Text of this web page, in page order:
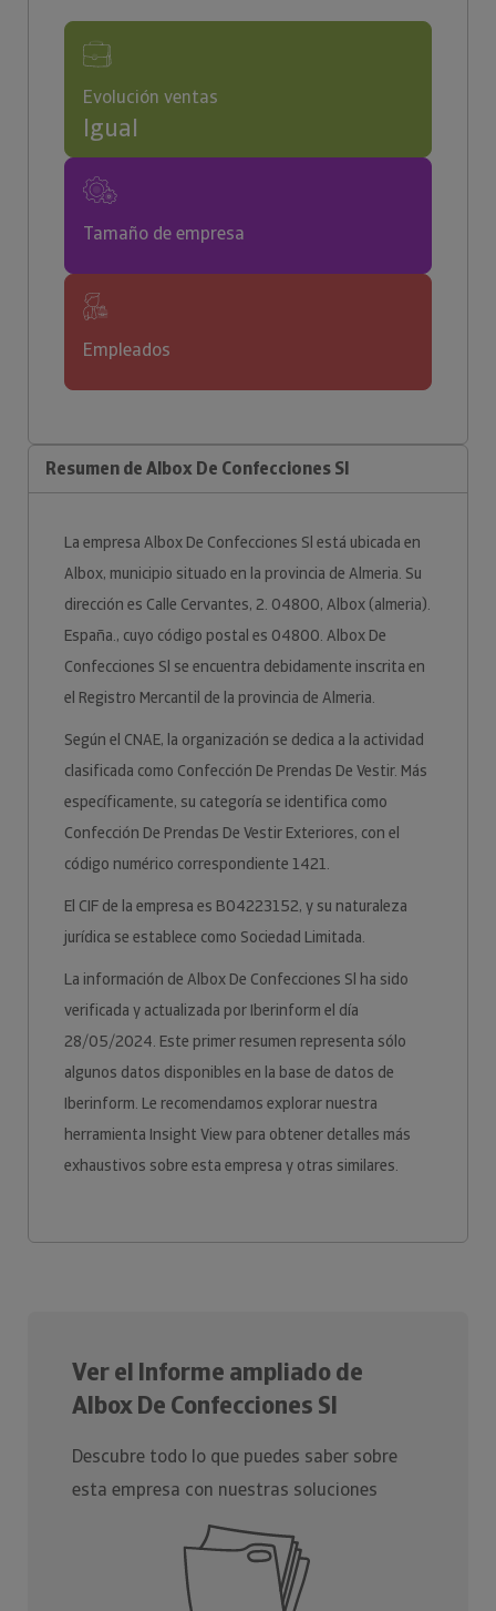
Evolución ventas
Igual
Tamaño de empresa
Empleados
Resumen de Albox De Confecciones Sl
La empresa Albox De Confecciones Sl está ubicada en
Albox, municipio situado en la provincia de Almeria. Su
dirección es Calle Cervantes, 2. 04800, Albox (almeria).
España., cuyo código postal es 04800. Albox De
Confecciones Sl se encuentra debidamente inscrita en
el Registro Mercantil de la provincia de Almeria.
Según el CNAE, la organización se dedica a la actividad
clasificada como Confección De Prendas De Vestir. Más
específicamente, su categoría se identifica como
Confección De Prendas De Vestir Exteriores, con el
código numérico correspondiente 1421.
El CIF de la empresa es B04223152, y su naturaleza
jurídica se establece como Sociedad Limitada.
La información de Albox De Confecciones Sl ha sido
verificada y actualizada por Iberinform el día
28/05/2024. Este primer resumen representa sólo
algunos datos disponibles en la base de datos de
Iberinform. Le recomendamos explorar nuestra
herramienta Insight View para obtener detalles más
exhaustivos sobre esta empresa y otras similares.
Ver el Informe ampliado de
Albox De Confecciones Sl
Descubre todo lo que puedes saber sobre
esta empresa con nuestras soluciones